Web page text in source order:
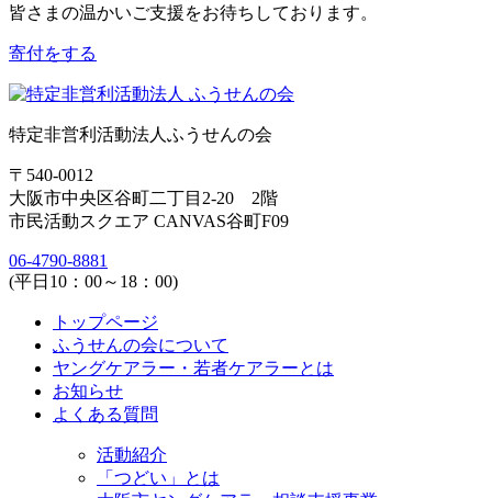
皆さまの温かいご支援をお待ちしております。
寄付をする
特定非営利活動法人ふうせんの会
〒540-0012
大阪市中央区谷町二丁目2-20 2階
市民活動スクエア CANVAS谷町F09
06-4790-8881
(平日10：00～18：00)
トップページ
ふうせんの会について
ヤングケアラー・若者ケアラーとは
お知らせ
よくある質問
活動紹介
「つどい」とは